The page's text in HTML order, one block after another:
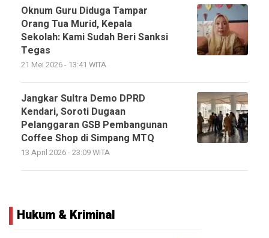
Oknum Guru Diduga Tampar
Orang Tua Murid, Kepala
Sekolah: Kami Sudah Beri Sanksi
Tegas
21 Mei 2026 - 13:41 WITA
Jangkar Sultra Demo DPRD
Kendari, Soroti Dugaan
Pelanggaran GSB Pembangunan
Coffee Shop di Simpang MTQ
13 April 2026 - 23:09 WITA
Hukum & Kriminal